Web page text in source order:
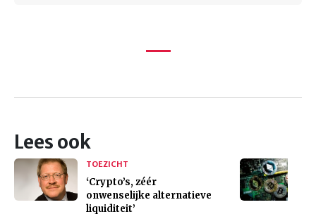
Lees ook
TOEZICHT
‘Crypto’s, zéér
onwenselijke alternatieve
liquiditeit’